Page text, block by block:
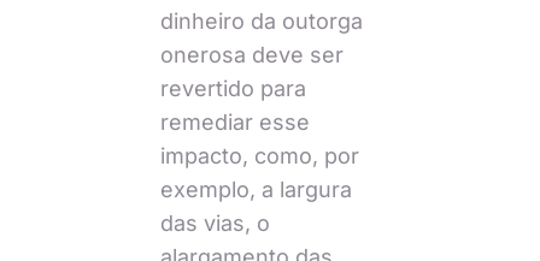
dinheiro da outorga
onerosa deve ser
revertido para
remediar esse
impacto, como, por
exemplo, a largura
das vias, o